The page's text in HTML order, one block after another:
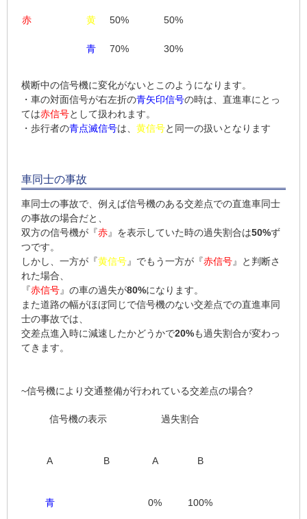
赤 黄 50% 50%
青 70% 30%
横断中の信号機に変化がないとこのようになります。
・車の対面信号が右左折の青矢印信号の時は、直進車にとっ
ては赤信号として扱われます。
・歩行者の青点滅信号は、 黄信号と同一の扱いとなります
車同士の事故
車同士の事故で、例えば信号機のある交差点での直進車同士
の事故の場合だと、
双方の信号機が『赤』を表示していた時の過失割合は50%ず
つです。
しかし、一方が『黄信号』でもう一方が『赤信号』と判断さ
れた場合、
『赤信号』の車の過失が80%になります。
また道路の幅がほぼ同じで信号機のない交差点での直進車同
士の事故では、
交差点進入時に減速したかどうかで20%も過失割合が変わっ
てきます。
~信号機により交通整備が行われている交差点の場合?
信号機の表示 過失割合
A B A B
青 0% 100%